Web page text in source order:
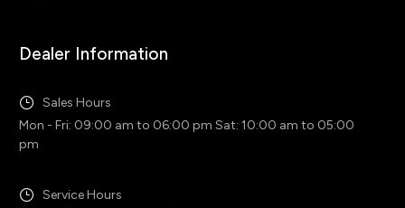
Dealer Information
Sales Hours
Mon - Fri: 09:00 am to 06:00 pm Sat: 10:00 am to 05:00
pm
Service Hours